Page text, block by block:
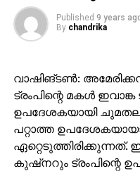
Published 9 years
By chandrika
വാഷിങ്ടണ്‍:
ട്രംപിന്റെ മകള്‍
ഉപദേശകയായി
പറ്റാത്ത
ഏറ്റെടുത്തിരിക്കുന്നത്.
കുഷ്‌നറും ട്രംപിന്റെ